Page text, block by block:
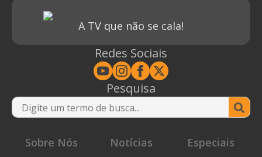
A TV que não se cala!
Redes Sociais
Pesquisa
Sobre Nós
Notícias Especiais